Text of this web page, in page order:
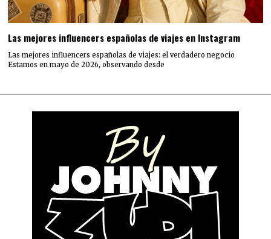
Las mejores influencers españolas de viajes en Instagram
Las mejores influencers españolas de viajes: el verdadero negocio
Estamos en mayo de 2026, observando desde